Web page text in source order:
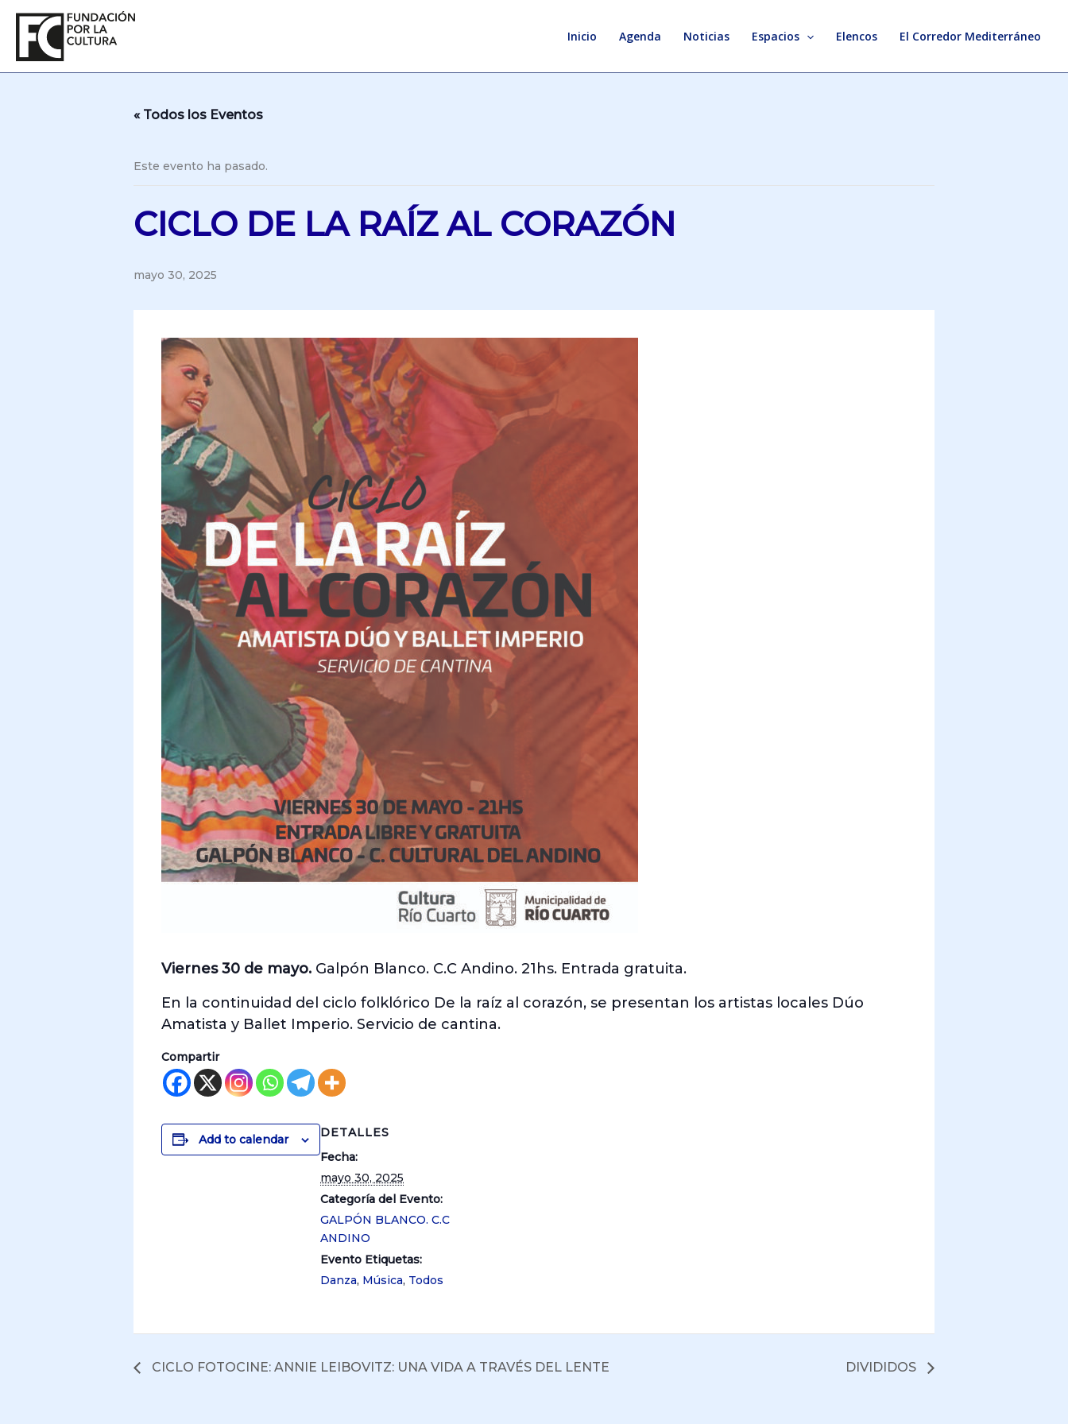
contenido
Inicio Agenda Noticias Espacios Elencos El Corredor Mediterráneo
« Todos los Eventos
Este evento ha pasado.
CICLO DE LA RAÍZ AL CORAZÓN
mayo 30, 2025
Viernes 30 de mayo. Galpón Blanco. C.C Andino. 21hs. Entrada gratuita.
En la continuidad del ciclo folklórico De la raíz al corazón, se presentan los artistas locales Dúo
Amatista y Ballet Imperio. Servicio de cantina.
Compartir
Add to calendar
DETALLES
Fecha:
mayo 30, 2025
Categoría del Evento:
GALPÓN BLANCO. C.C
ANDINO
Evento Etiquetas:
Danza, Música, Todos
CICLO FOTOCINE: ANNIE LEIBOVITZ: UNA VIDA A TRAVÉS DEL LENTE DIVIDIDOS